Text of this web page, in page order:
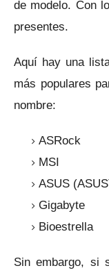
de modelo. Con
presentes.
Aquí hay una
más populares
nombre:
ASRock
MSI
ASUS
Gigabyte
Bioestrella
Sin embargo, si